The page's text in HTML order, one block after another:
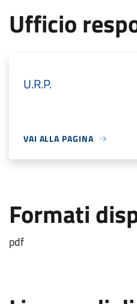
Ufficio
U.R.P.
VAI ALLA PAGINA
Formati
pdf